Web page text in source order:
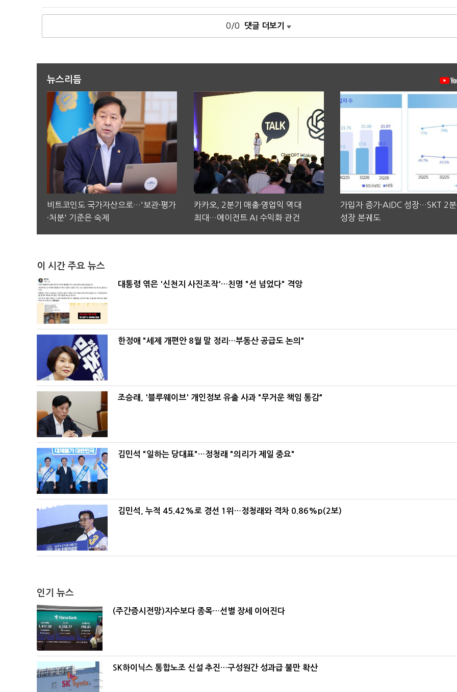
0/0 댓글 더보기
뉴스리듬
비트코인도 국가자산으로…'보관·평가
·처분' 기준은 숙제
카카오, 2분기 매출·영업익 역대
최대…에이전트 AI 수익화 관건
가입자 증가·AIDC 성장…SKT 2
성장 본궤도
이 시간 주요 뉴스
대통령 엮은 '신천지 사진조작'…친명 "선 넘었다" 격앙
한정애 "세제 개편안 8월 말 정리…부동산 공급도 논의"
조승래, '블루웨이브' 개인정보 유출 사과 "무거운 책임 통감"
김민석 "일하는 당대표"…정청래 "의리가 제일 중요"
김민석, 누적 45.42%로 경선 1위…정청래와 격차 0.86%p(2보)
인기 뉴스
(주간증시전망)지수보다 종목…선별 장세 이어진다
SK하이닉스 통합노조 신설 추진…구성원간 성과급 불만 확산